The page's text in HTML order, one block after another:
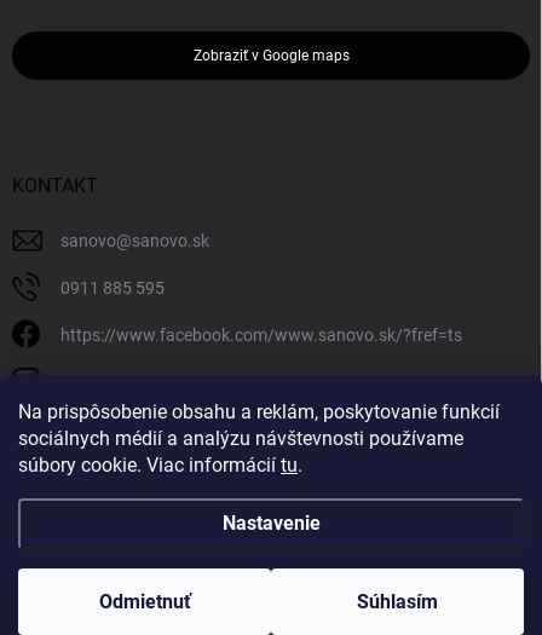
Na prispôsobenie obsahu a reklám, poskytovanie funkcií
sociálnych médií a analýzu návštevnosti používame
súbory cookie. Viac informácií tu.
Nastavenie
Odmietnuť Súhlasím
Zobraziť v Google maps
KONTAKT
sanovo@sanovo.sk
0911 885 595
https://www.facebook.com/www.sanovo.sk/?fref=ts
Vytvoril Shoptet
Copyright 2026Sanovo.sk. Všetky práva vyhradené. | Upraviť nastavenie